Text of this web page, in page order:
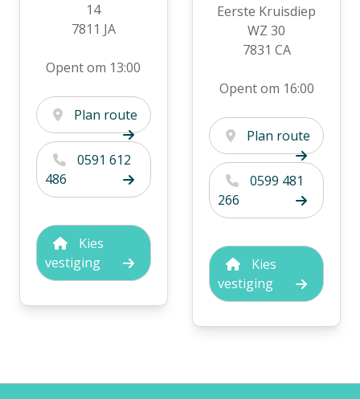
14
7811 JA
Opent om 13:00
Plan route
0591 612
486
Kies
vestiging
Eerste Kruisdiep
WZ 30
7831 CA
Opent om 16:00
Plan route
0599 481
266
Kies
vestiging